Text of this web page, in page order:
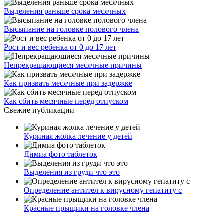
Выделения раньше срока месячных
Высыпание на головке полового члена
Рост и вес ребенка от 0 до 17 лет
Непрекращающиеся месячные причины
Как призвать месячные при задержке
Как сбить месячные перед отпуском
Свежие публикации
Куриная жолка лечение у детей
Димиа фото таблеток
Выделения из груди что это
Определение антител к вирусному гепатиту с
Красные прыщики на головке члена